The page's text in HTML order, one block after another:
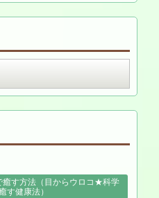
す方法（目からウロコ★科学
す健康法）